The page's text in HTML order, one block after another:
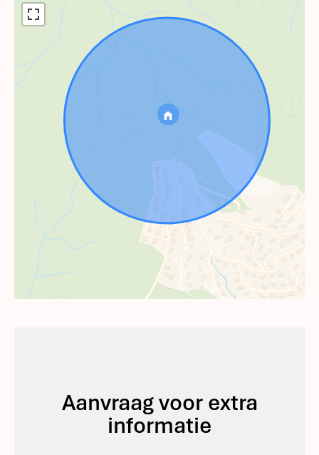
Aanvraag voor extra
informatie